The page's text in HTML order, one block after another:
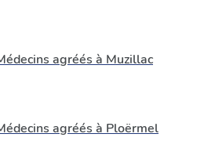
agréés à Muzillac
agréés à Ploërmel